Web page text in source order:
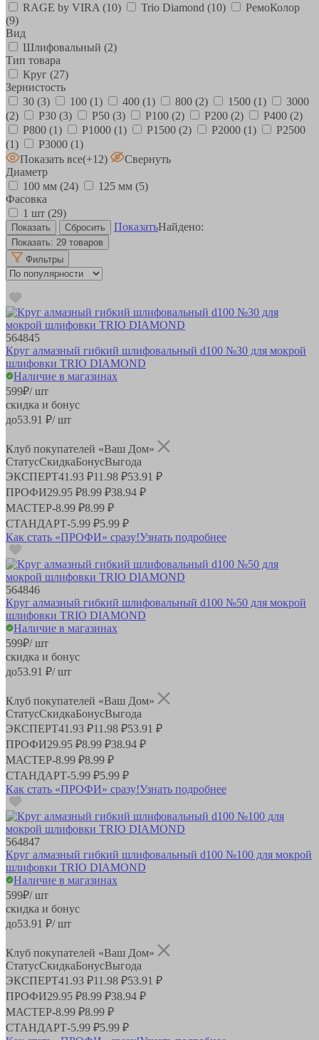
RAGE by VIRA (10) Trio Diamond (10)
РемоКолор
(9)
Вид
Шлифовальный (2)
Тип товара
Круг (27)
Зернистость
30 (3) 100 (1) 400 (1) 800 (2) 1500 (1)
3000
(2)
Р30 (3) Р50 (3) Р100 (2) Р200 (2) Р400 (2)
Р800 (1) Р1000 (1) Р1500 (2) Р2000 (1)
Р2500
(1)
Р3000 (1)
Показать все(+12)
Свернуть
Диаметр
100 мм (24) 125 мм (5)
Фасовка
1 шт (29)
ПоказатьНайдено:
Показать: 29 товаров
Фильтры
564845
Круг алмазный гибкий шлифовальный d100 №30 для мокрой
шлифовки TRIO DIAMOND
Наличие в магазинах
599₽/ шт
скидка и бонус
до53.91 ₽/ шт
Клуб покупателей «Ваш Дом»
СтатусСкидкаБонусВыгода
ЭКСПЕРТ41.93 ₽11.98 ₽53.91 ₽
ПРОФИ29.95 ₽8.99 ₽38.94 ₽
МАСТЕР-8.99 ₽8.99 ₽
СТАНДАРТ-5.99 ₽5.99 ₽
Как стать «ПРОФИ» сразу!Узнать подробнее
564846
Круг алмазный гибкий шлифовальный d100 №50 для мокрой
шлифовки TRIO DIAMOND
Наличие в магазинах
599₽/ шт
скидка и бонус
до53.91 ₽/ шт
Клуб покупателей «Ваш Дом»
СтатусСкидкаБонусВыгода
ЭКСПЕРТ41.93 ₽11.98 ₽53.91 ₽
ПРОФИ29.95 ₽8.99 ₽38.94 ₽
МАСТЕР-8.99 ₽8.99 ₽
СТАНДАРТ-5.99 ₽5.99 ₽
Как стать «ПРОФИ» сразу!Узнать подробнее
564847
Круг алмазный гибкий шлифовальный d100 №100 для мокрой
шлифовки TRIO DIAMOND
Наличие в магазинах
599₽/ шт
скидка и бонус
до53.91 ₽/ шт
Клуб покупателей «Ваш Дом»
СтатусСкидкаБонусВыгода
ЭКСПЕРТ41.93 ₽11.98 ₽53.91 ₽
ПРОФИ29.95 ₽8.99 ₽38.94 ₽
МАСТЕР-8.99 ₽8.99 ₽
СТАНДАРТ-5.99 ₽5.99 ₽